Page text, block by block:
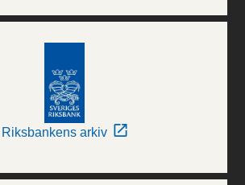
Riksbankens arkiv